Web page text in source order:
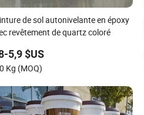
de sol autonivelante en époxy
revêtement de quartz coloré
5,9 $US
Kg (MOQ)